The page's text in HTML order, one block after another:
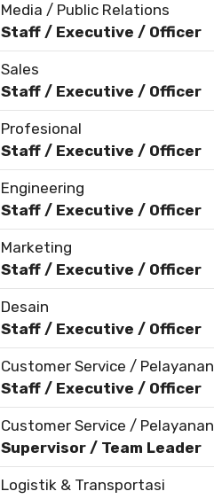
Media / Public Relations
Staff / Executive / Officer
Sales
Staff / Executive / Officer
Profesional
Staff / Executive / Officer
Engineering
Staff / Executive / Officer
Marketing
Staff / Executive / Officer
Desain
Staff / Executive / Officer
Customer Service / Pelayanan
Staff / Executive / Officer
Customer Service / Pelayanan
Supervisor / Team Leader
Logistik & Transportasi